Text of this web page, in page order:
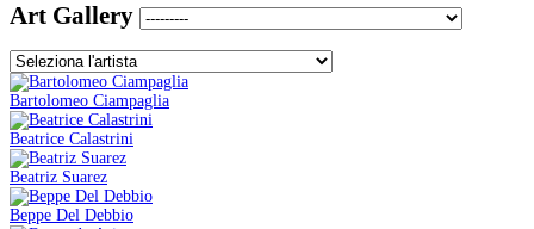
Art Gallery
Bartolomeo Ciampaglia
Beatrice Calastrini
Beatriz Suarez
Beppe Del Debbio